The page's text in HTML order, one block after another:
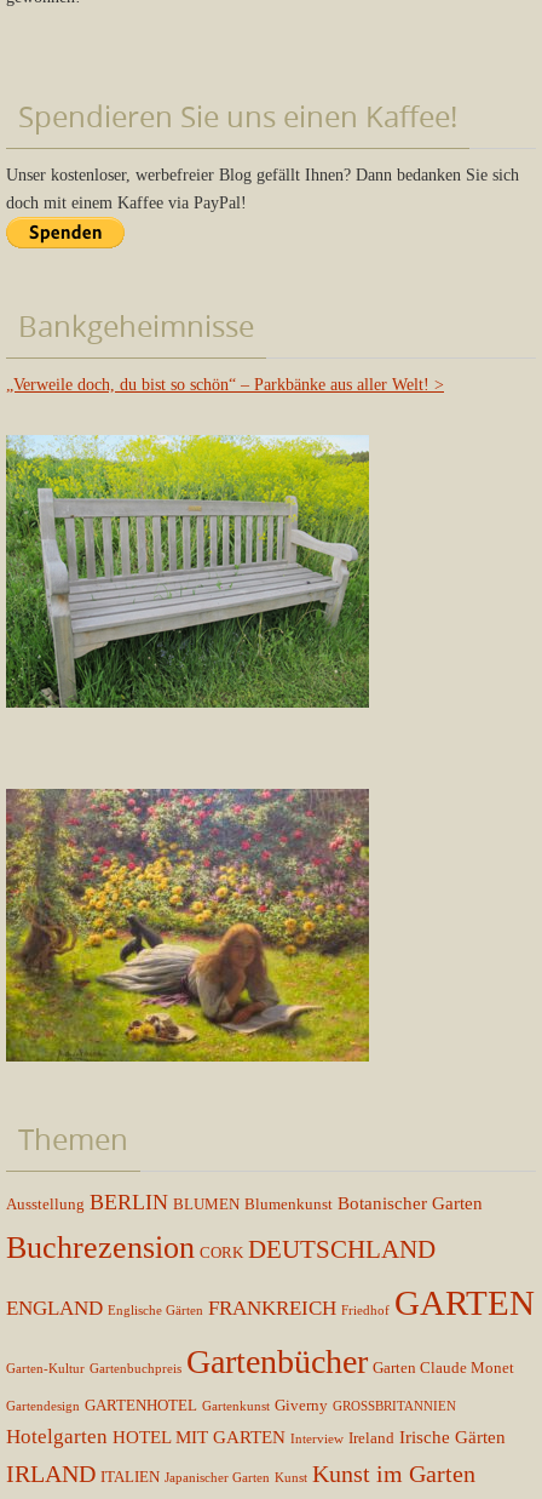
Spendieren Sie uns einen Kaffee!
Unser kostenloser, werbefreier Blog gefällt Ihnen? Dann bedanken Sie sich
doch mit einem Kaffee via PayPal!
Bankgeheimnisse
„Verweile doch, du bist so schön“ – Parkbänke aus aller Welt! >
Themen
Ausstellung BERLIN BLUMEN Blumenkunst Botanischer Garten
Buchrezension CORK DEUTSCHLAND
ENGLAND Englische Gärten FRANKREICH Friedhof GARTEN
Garten-Kultur Gartenbuchpreis Gartenbücher Garten Claude Monet
Gartendesign GARTENHOTEL Gartenkunst Giverny GROSSBRITANNIEN
Hotelgarten HOTEL MIT GARTEN Interview Ireland Irische Gärten
IRLAND ITALIEN Japanischer Garten Kunst Kunst im Garten